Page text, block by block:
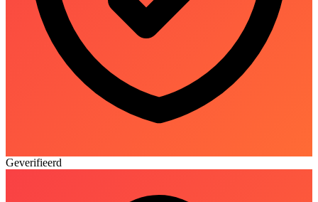
Geverifieerd